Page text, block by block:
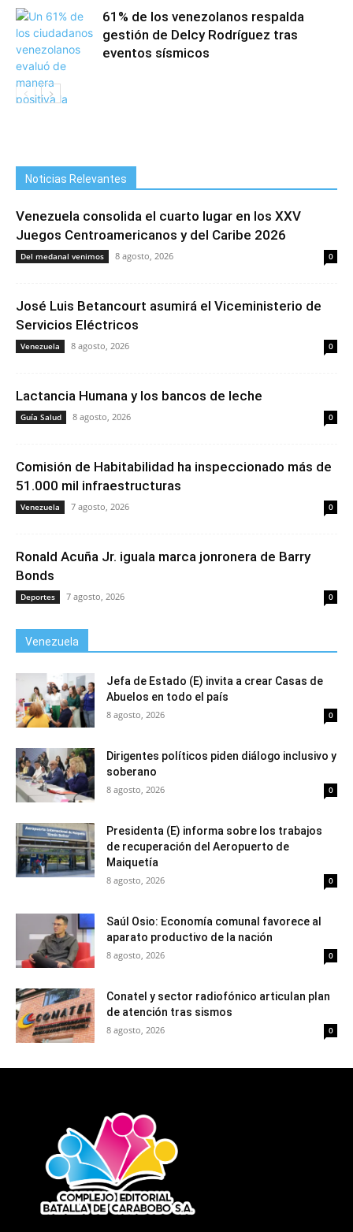
61% de los venezolanos respalda
gestión de Delcy Rodríguez tras
eventos sísmicos
Noticias Relevantes
Venezuela consolida el cuarto lugar en los XXV
Juegos Centroamericanos y del Caribe 2026
Del medanal venimos 8 agosto, 2026 0
José Luis Betancourt asumirá el Viceministerio de
Servicios Eléctricos
Venezuela 8 agosto, 2026 0
Lactancia Humana y los bancos de leche
Guía Salud 8 agosto, 2026 0
Comisión de Habitabilidad ha inspeccionado más de
51.000 mil infraestructuras
Venezuela 7 agosto, 2026 0
Ronald Acuña Jr. iguala marca jonronera de Barry
Bonds
Deportes 7 agosto, 2026 0
Venezuela
Jefa de Estado (E) invita a crear Casas de
Abuelos en todo el país
8 agosto, 2026 0
Dirigentes políticos piden diálogo inclusivo y
soberano
8 agosto, 2026 0
Presidenta (E) informa sobre los trabajos
de recuperación del Aeropuerto de
Maiquetía
8 agosto, 2026 0
Saúl Osio: Economía comunal favorece al
aparato productivo de la nación
8 agosto, 2026 0
Conatel y sector radiofónico articulan plan
de atención tras sismos
8 agosto, 2026 0